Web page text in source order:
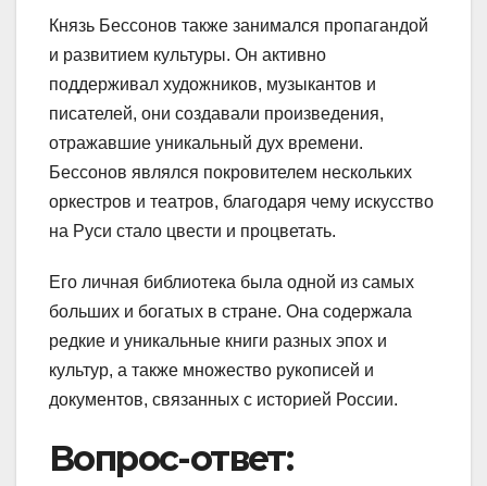
Князь Бессонов также занимался пропагандой
и развитием культуры. Он активно
поддерживал художников, музыкантов и
писателей, они создавали произведения,
отражавшие уникальный дух времени.
Бессонов являлся покровителем нескольких
оркестров и театров, благодаря чему искусство
на Руси стало цвести и процветать.
Его личная библиотека была одной из самых
больших и богатых в стране. Она содержала
редкие и уникальные книги разных эпох и
культур, а также множество рукописей и
документов, связанных с историей России.
Вопрос-ответ: